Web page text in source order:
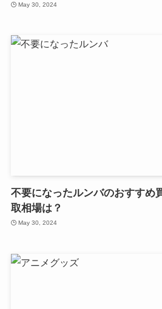
May 30, 2024
不要になったルンバのおすすめ
取相場は？
May 30, 2024